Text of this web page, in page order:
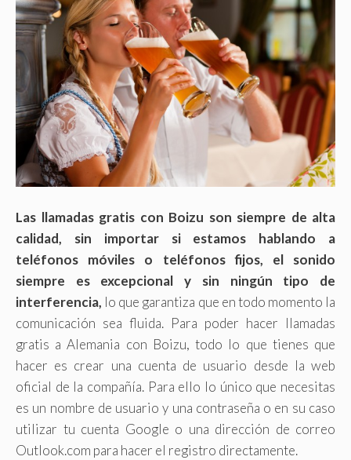
Las llamadas gratis con Boizu son siempre de alta
calidad, sin importar si estamos hablando a
teléfonos móviles o teléfonos fijos, el sonido
siempre es excepcional y sin ningún tipo de
interferencia, lo que garantiza que en todo momento la
comunicación sea fluida. Para poder hacer llamadas
gratis a Alemania con Boizu, todo lo que tienes que
hacer es crear una cuenta de usuario desde la web
oficial de la compañía. Para ello lo único que necesitas
es un nombre de usuario y una contraseña o en su caso
utilizar tu cuenta Google o una dirección de correo
Outlook.com para hacer el registro directamente.